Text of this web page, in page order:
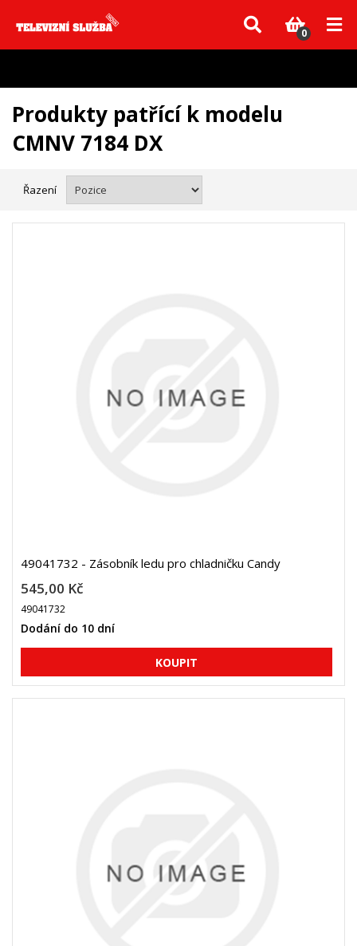
Vzhledem k aktuální situaci se může dodání dílů, které nejsou skladem,
zpozdit. Děkujeme za pochopení.
0
Produkty patřící k modelu
CMNV 7184 DX
Řazení
49041732 - Zásobník ledu pro chladničku Candy
545,00 Kč
49041732
Dodání do 10 dní